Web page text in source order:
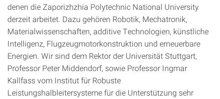
denen die Zaporizhzhia Polytechnic National University
derzeit arbeitet. Dazu gehören Robotik, Mechatronik,
Materialwissenschaften, additive Technologien, künstliche
Intelligenz, Flugzeugmotorkonstruktion und erneuerbare
Energien. Wir sind dem Rektor der Universität Stuttgart,
Professor Peter Middendorf, sowie Professor Ingmar
Kallfass vom Institut für Robuste
Leistungshalbleitersysteme für die Unterstützung sehr